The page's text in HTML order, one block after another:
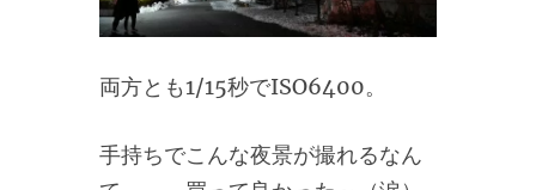
両方とも1/15秒でISO6400。
手持ちでこんな夜景が撮れるなん